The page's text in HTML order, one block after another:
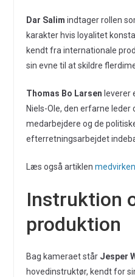
Dar Salim indtager rollen
karakter hvis loyalitet
kendt fra internationale
sin evne til at skildre
Thomas Bo Larsen leverer
Niels-Ole, den erfarne leder
medarbejdere og de
efterretningsarbejdet
Læs også artiklen
Instruktion
produktion
Bag kameraet står Jesper
hovedinstruktør, kendt for